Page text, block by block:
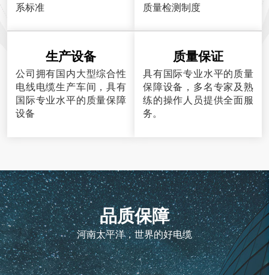
系标准
质量检测制度
生产设备
公司拥有国内大型综合性
电线电缆生产车间，具有
国际专业水平的质量保障
设备
质量保证
具有国际专业水平的质量
保障设备，多名专家及熟
练的操作人员提供全面服
务。
品质保障
河南太平洋，世界的好电缆